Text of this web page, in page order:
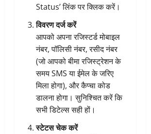
Status’ लिंक पर क्लिक करें।
विवरण दर्ज करें
आपको अपना रजिस्टर्ड मोबाइल
नंबर, पॉलिसी नंबर, रसीद नंबर
(जो आपको बीमा रजिस्ट्रेशन के
समय SMS या ईमेल के जरिए
मिला होगा), और कैप्चा कोड
डालना होगा। सुनिश्चित करें कि
सभी डिटेल्स सही हों।
स्टेटस चेक करें